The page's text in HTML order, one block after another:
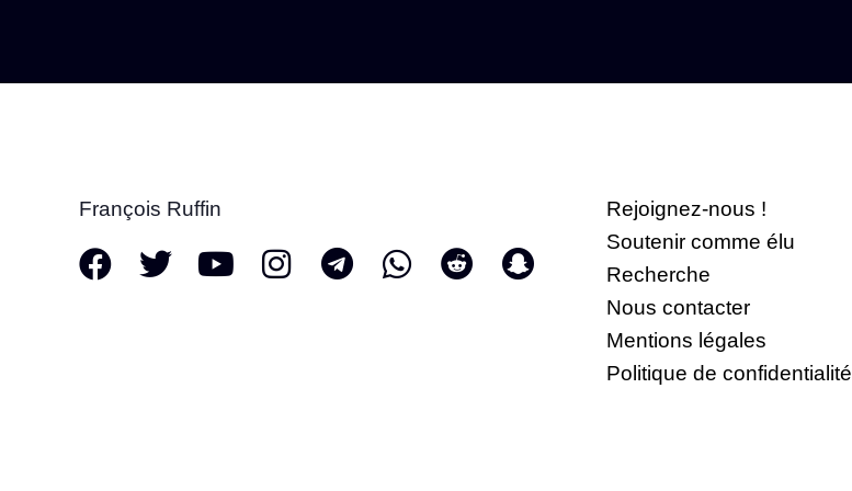
François Ruffin
Rejoignez-nous !
Soutenir comme élu
Recherche
Nous contacter
Mentions légales
Politique de confidentialité